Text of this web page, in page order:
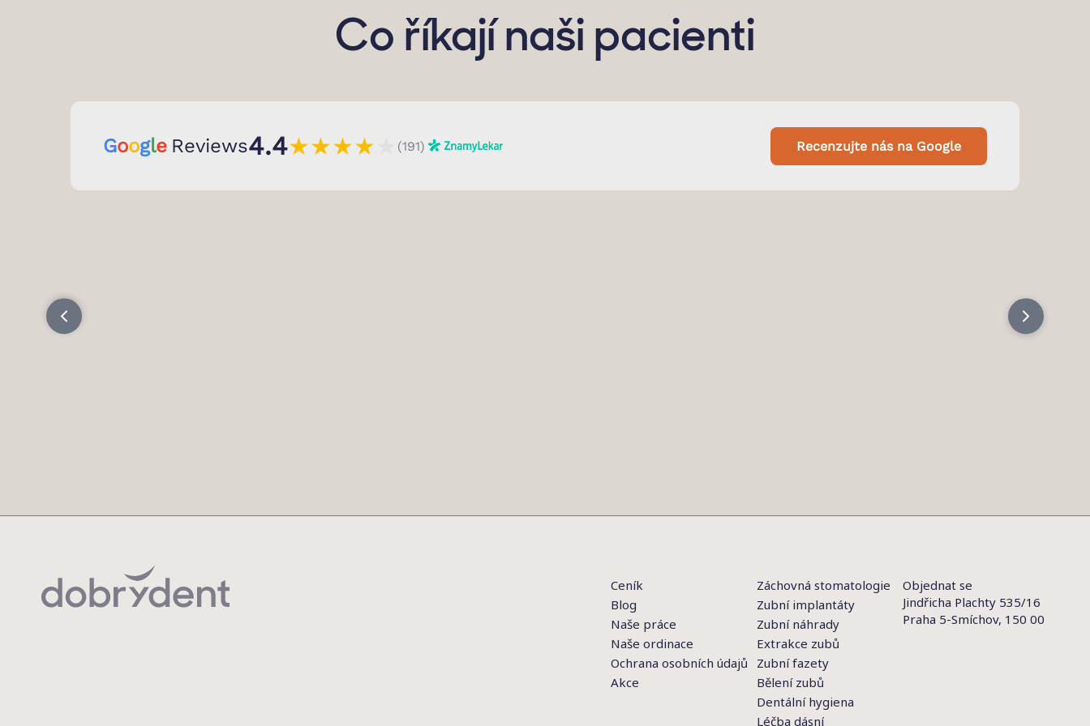
Co říkají naši pacienti
Google Reviews4.4★★★★ (191) Recenzujte nás na Google
Ceník
Blog
Naše práce
Naše ordinace
Ochrana osobních údajů
Akce
Záchovná stomatologie
Zubní implantáty
Zubní náhrady
Extrakce zubů
Zubní fazety
Bělení zubů
Dentální hygiena
Léčba dásní
Objednat se
Jindřicha Plachty 535/16
Praha 5-Smíchov, 150 00